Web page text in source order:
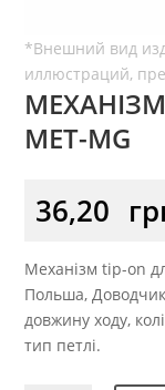
МЕХАНІЗМ
MET-MG
36,20
Механізм tip-on
Польша,
довжину ходу,
тип петлі.